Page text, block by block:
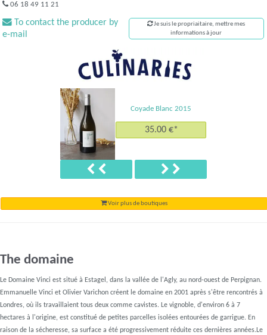
06 18 49 11 21
To contact the producer by
e-mail
Je suis le propriaitaire, mettre mes
informations à jour
Coyade Blanc 2015
35.00 €*
Précédent Suivant
Voir plus de boutiques
The domaine
Le Domaine Vinci est situé à Estagel, dans la vallée de l'Agly, au nord-ouest de Perpignan.
Emmanuelle Vinci et Olivier Varichon créent le domaine en 2001 après s'être rencontrés à
Londres, où ils travaillaient tous deux comme cavistes. Le vignoble, d'environ 6 à 7
hectares à l'origine, est constitué de petites parcelles isolées entourées de garrigue. En
raison de la sécheresse, sa surface a été progressivement réduite ces dernières années.Le